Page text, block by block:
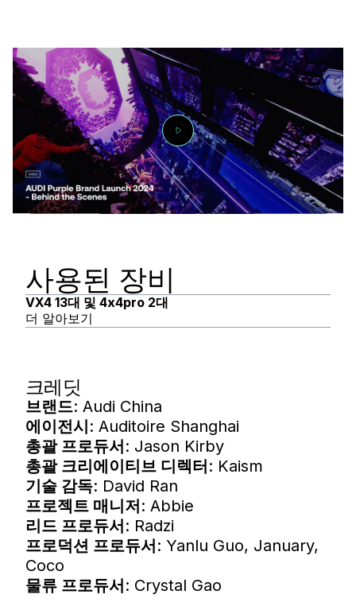
사용된 장비
VX4 13대 및 4x4pro 2대
더 알아보기
크레딧
브랜드: Audi China
에이전시: Auditoire Shanghai
총괄 프로듀서: Jason Kirby
총괄 크리에이티브 디렉터: Kaism
기술 감독: David Ran
프로젝트 매니저: Abbie
리드 프로듀서: Radzi
프로덕션 프로듀서: Yanlu Guo, January,
Coco
물류 프로듀서: Crystal Gao